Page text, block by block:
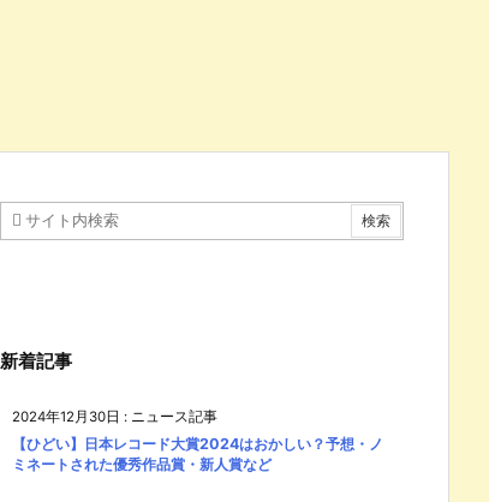
新着記事
2024年12月30日 : ニュース記事
【ひどい】日本レコード大賞2024はおかしい？予想・ノ
ミネートされた優秀作品賞・新人賞など